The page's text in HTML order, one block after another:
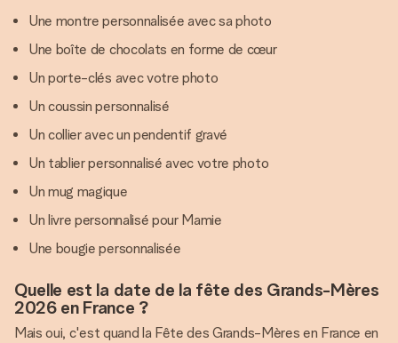
Une montre personnalisée avec sa photo
Une boîte de chocolats en forme de cœur
Un porte-clés avec votre photo
Un coussin personnalisé
Un collier avec un pendentif gravé
Un tablier personnalisé avec votre photo
Un mug magique
Un livre personnalisé pour Mamie
Une bougie personnalisée
Quelle est la date de la fête des Grands-Mères
2026 en France ?
Mais oui, c'est quand la Fête des Grands-Mères en France en